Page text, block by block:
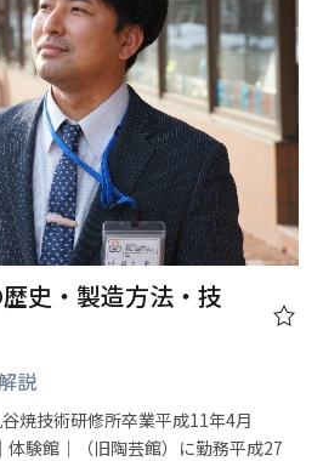
史・製造方法・技
説
焼技術研修所卒業平成11年4月
体験館｜（旧陶芸館）に勤務平成27